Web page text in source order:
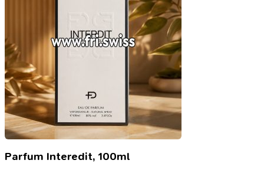
Parfum Interedit, 100ml